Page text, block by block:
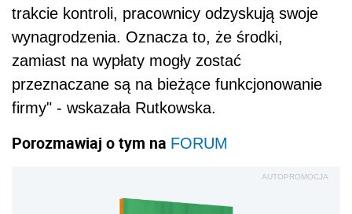
trakcie kontroli, pracownicy odzyskują swoje
wynagrodzenia. Oznacza to, że środki,
zamiast na wypłaty mogły zostać
przeznaczane są na bieżące funkcjonowanie
firmy" - wskazała Rutkowska.
Porozmawiaj o tym na FORUM
AUTOPROMOCJA